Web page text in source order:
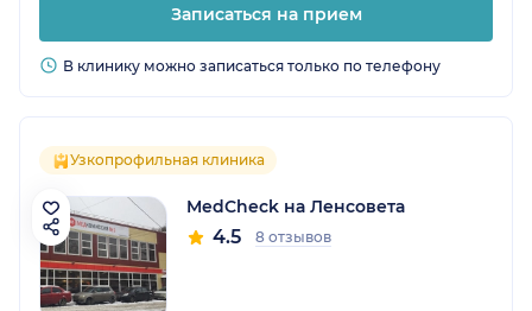
Записаться на прием
В клинику можно записаться только по телефону
Узкопрофильная клиника
MedCheck на Ленсовета
4.5 8 отзывов